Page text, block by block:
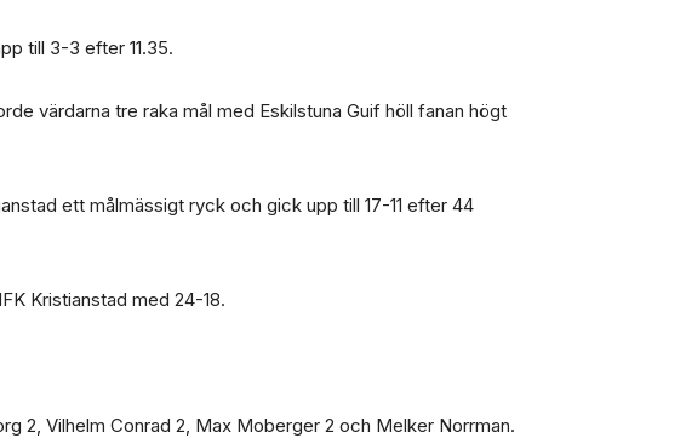
till 3-3 efter 11.35.
värdarna tre raka mål med Eskilstuna Guif höll fanan högt
ett målmässigt ryck och gick upp till 17-11 efter 44
Kristianstad med 24-18.
2, Vilhelm Conrad 2, Max Moberger 2 och Melker Norrman.